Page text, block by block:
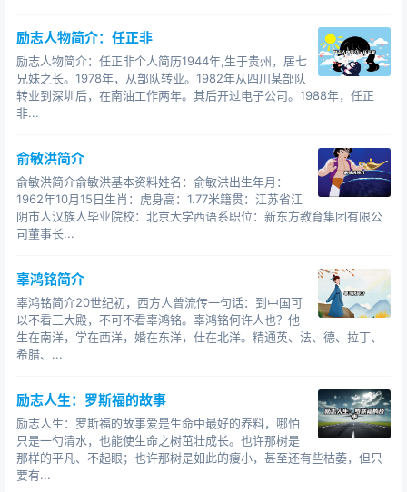
励志人物简介：任正非
励志人物简介：任正非个人简历1944年,生于贵州，居七
兄妹之长。1978年，从部队转业。1982年从四川某部队
转业到深圳后，在南油工作两年。其后开过电子公司。1988年，任正
非...
俞敏洪简介
俞敏洪简介俞敏洪基本资料姓名：俞敏洪出生年月：
1962年10月15日生肖：虎身高：1.77米籍贯：江苏省江
阴市人汉族人毕业院校：北京大学西语系职位：新东方教育集团有限公
司董事长...
辜鸿铭简介
辜鸿铭简介20世纪初，西方人曾流传一句话：到中国可
以不看三大殿，不可不看辜鸿铭。辜鸿铭何许人也？他
生在南洋，学在西洋，婚在东洋，仕在北洋。精通英、法、德、拉丁、
希腊、...
励志人生：罗斯福的故事
励志人生：罗斯福的故事爱是生命中最好的养料，哪怕
只是一勺清水，也能使生命之树茁壮成长。也许那树是
那样的平凡、不起眼；也许那树是如此的瘦小，甚至还有些枯萎，但只
要有...